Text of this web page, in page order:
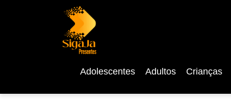
Adolescentes Adultos Crianças